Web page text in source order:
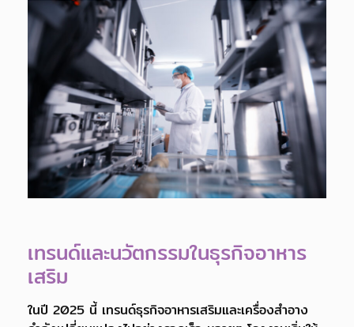
เทรนด์และนวัตกรรมในธุรกิจอาหาร
เสริม
ในปี 2025 นี้ เทรนด์ธุรกิจอาหารเสริมและเครื่องสำอาง